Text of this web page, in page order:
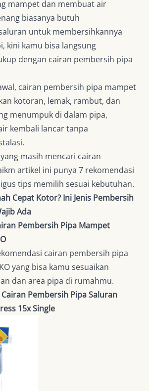
mampet dan membuat air
biasanya butuh
untuk membersihkannya
kini kamu bisa langsung
dengan cairan pembersih pipa
cairan pembersih pipa mampet
kotoran, lemak, rambut, dan
menumpuk di dalam pipa,
kembali lancar tanpa
masih mencari cairan
artikel ini punya 7 rekomendasi
tips memilih sesuai kebutuhan.
Cepat Kotor? Ini Jenis Pembersih
Ada
Pembersih Pipa Mampet
cairan pembersih pipa
yang bisa kamu sesuaikan
dan area pipa di rumahmu.
Pembersih Pipa Saluran
15x Single